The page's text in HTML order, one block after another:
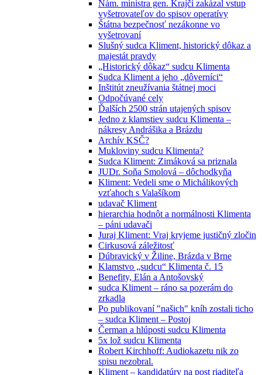
Nám. ministra gen. Krajčí zakázal vstup
vyšetrovateľov do spisov operatívy
Štátna bezpečnosť nezákonne vo
vyšetrovaní
Slušný sudca Kliment, historický dôkaz a
majestát pravdy
„Historický dôkaz“ sudcu Klimenta
Sudca Kliment a jeho „dôverníci“
Inštitút zneužívania štátnej moci
Odpočúvané cely
Ďalších 2500 strán utajených spisov
Jedno z klamstiev sudcu Klimenta –
nákresy Andrášika a Brázdu
Archív KSČ?
Mukloviny sudcu Klimenta?
Sudca Kliment: Zimáková sa priznala
JUDr. Soňa Smolová – dôchodkyňa
Kliment: Vedeli sme o Michálikových
vzťahoch s Valašíkom
udavač Kliment
hierarchia hodnôt a normálnosti Klimenta
– páni udavači
Juraj Kliment: Vraj kryjeme justičný zločin
Cirkusová záležitosť
Dúbravický v Žiline, Brázda v Brne
Klamstvo „sudcu“ Klimenta č. 15
Benefity, Elán a Antošovský
sudca Kliment – ráno sa pozerám do
zrkadla
Po publikovaní "našich" kníh zostali ticho
– sudca Kliment – Postoj
Čerman a hlúposti sudcu Klimenta
5x lož sudcu Klimenta
Robert Kirchhoff: Audiokazetu nik zo
spisu nezobral.
Kliment – kandidatúry na post riaditeľa